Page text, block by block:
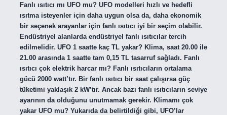
Fanlı ısıtıcı mı UFO mu? UFO modelleri hızlı ve hedefli
ısıtma isteyenler için daha uygun olsa da, daha ekonomik
bir seçenek arayanlar için fanlı ısıtıcı iyi bir seçim olabilir.
Endüstriyel alanlarda endüstriyel fanlı ısıtıcılar tercih
edilmelidir. UFO 1 saatte kaç TL yakar? Klima, saat 20.00 ile
21.00 arasında 1 saatte tam 0,15 TL tasarruf sağladı. Fanlı
ısıtıcı çok elektrik harcar mı? Fanlı ısıtıcıların ortalama
gücü 2000 watt’tır. Bir fanlı ısıtıcı bir saat çalışırsa güç
tüketimi yaklaşık 2 kW’tır. Ancak bazı fanlı ısıtıcıların seviye
ayarının da olduğunu unutmamak gerekir. Klimamı çok
yakar UFO mu? Yukarıda da belirtildiği gibi, UFO’lar